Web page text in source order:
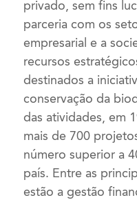
privado, sem fins
parceria com os
empresarial e a
recursos
destinados a
conservação da
das atividades, em
mais de 700
número superior a
país. Entre as
estão a gestão